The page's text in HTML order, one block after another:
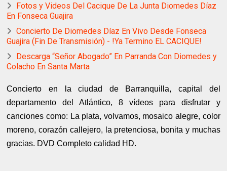
Fotos y Videos Del Cacique De La Junta Diomedes Díaz
En Fonseca Guajira
Concierto De Diomedes Díaz En Vivo Desde Fonseca
Guajira (Fin De Transmisión) - !Ya Termino EL CACIQUE!
Descarga “Señor Abogado” En Parranda Con Diomedes y
Colacho En Santa Marta
Concierto en la ciudad de Barranquilla, capital del
departamento del Atlántico, 8 vídeos para disfrutar y
canciones como: La plata, volvamos, mosaico alegre, color
moreno, corazón callejero, la pretenciosa, bonita y muchas
gracias. DVD Completo calidad HD.